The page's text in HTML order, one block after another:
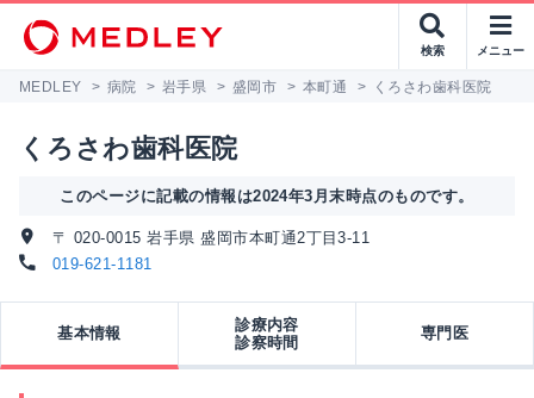
検索 メニュー
MEDLEY > 病院 > 岩手県 > 盛岡市 > 本町通 > くろさわ歯科医院
くろさわ歯科医院
このページに記載の情報は2024年3月末時点のものです。
〒 020-0015 岩手県 盛岡市本町通2丁目3-11
019-621-1181
基本情報
診療内容
診察時間
専門医